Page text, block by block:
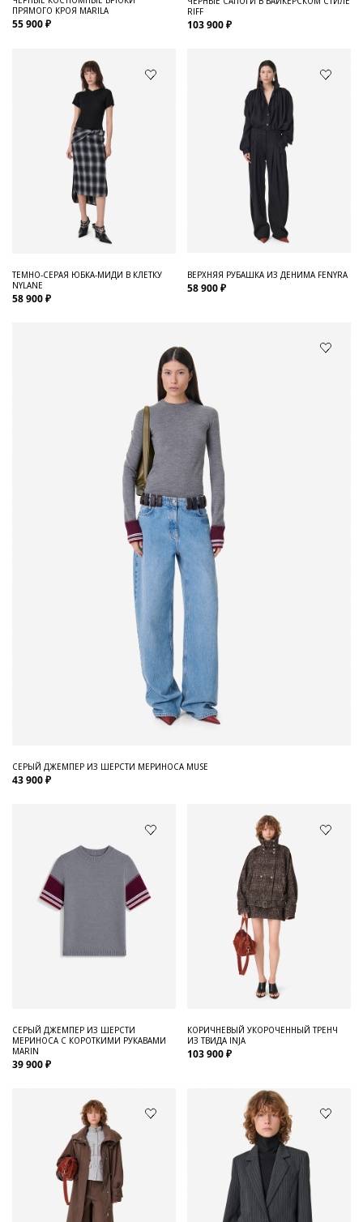
ПРЯМОГО КРОЯ MARILA
55 900 ₽
RIFF
103 900 ₽
ТЕМНО-СЕРАЯ ЮБКА-МИДИ В КЛЕТКУ
NYLANE
58 900 ₽
ВЕРХНЯЯ РУБАШКА ИЗ ДЕНИМА FENYRA
58 900 ₽
СЕРЫЙ ДЖЕМПЕР ИЗ ШЕРСТИ МЕРИНОСА MUSE
43 900 ₽
СЕРЫЙ ДЖЕМПЕР ИЗ ШЕРСТИ
МЕРИНОСА С КОРОТКИМИ РУКАВАМИ
MARIN
39 900 ₽
КОРИЧНЕВЫЙ УКОРОЧЕННЫЙ ТРЕНЧ
ИЗ ТВИДА INJA
103 900 ₽